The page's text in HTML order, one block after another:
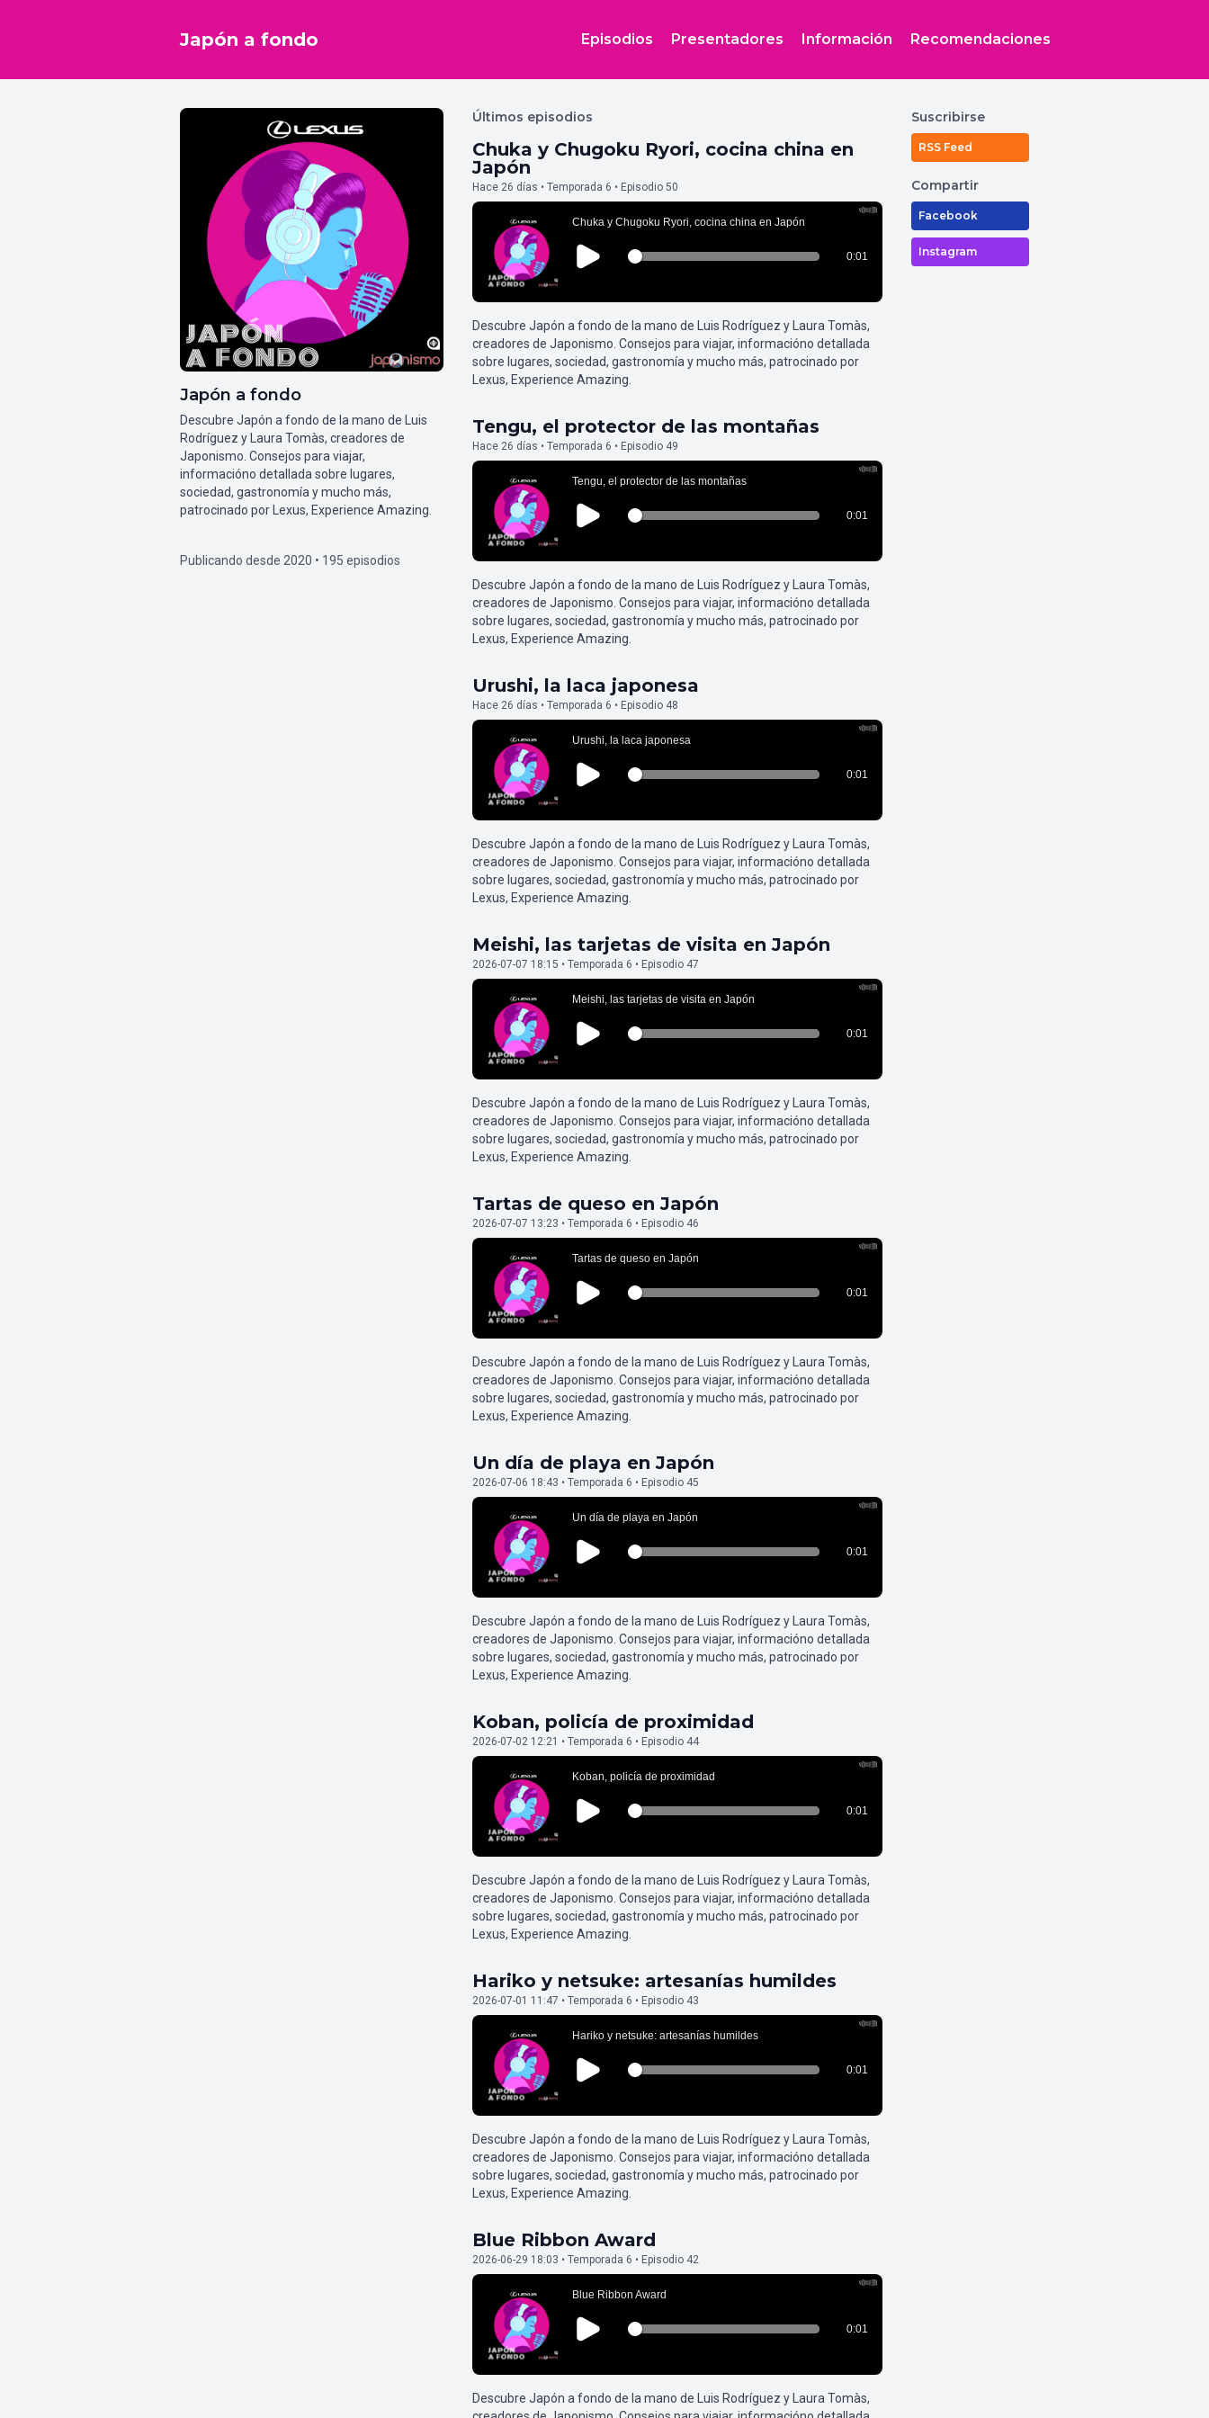
Japón a fondo Episodios Presentadores Información Recomendaciones
Japón a fondo
Descubre Japón a fondo de la mano de Luis
Rodríguez y Laura Tomàs, creadores de
Japonismo. Consejos para viajar,
informacióno detallada sobre lugares,
sociedad, gastronomía y mucho más,
patrocinado por Lexus, Experience Amazing.
Publicando desde 2020 • 195 episodios
Últimos episodios
Chuka y Chugoku Ryori, cocina china en
Japón
Hace 26 días • Temporada 6 • Episodio 50
Descubre Japón a fondo de la mano de Luis Rodríguez y Laura Tomàs,
creadores de Japonismo. Consejos para viajar, informacióno detallada
sobre lugares, sociedad, gastronomía y mucho más, patrocinado por
Lexus, Experience Amazing.
Tengu, el protector de las montañas
Hace 26 días • Temporada 6 • Episodio 49
Descubre Japón a fondo de la mano de Luis Rodríguez y Laura Tomàs,
creadores de Japonismo. Consejos para viajar, informacióno detallada
sobre lugares, sociedad, gastronomía y mucho más, patrocinado por
Lexus, Experience Amazing.
Urushi, la laca japonesa
Hace 26 días • Temporada 6 • Episodio 48
Descubre Japón a fondo de la mano de Luis Rodríguez y Laura Tomàs,
creadores de Japonismo. Consejos para viajar, informacióno detallada
sobre lugares, sociedad, gastronomía y mucho más, patrocinado por
Lexus, Experience Amazing.
Meishi, las tarjetas de visita en Japón
2026-07-07 18:15 • Temporada 6 • Episodio 47
Descubre Japón a fondo de la mano de Luis Rodríguez y Laura Tomàs,
creadores de Japonismo. Consejos para viajar, informacióno detallada
sobre lugares, sociedad, gastronomía y mucho más, patrocinado por
Lexus, Experience Amazing.
Tartas de queso en Japón
2026-07-07 13:23 • Temporada 6 • Episodio 46
Descubre Japón a fondo de la mano de Luis Rodríguez y Laura Tomàs,
creadores de Japonismo. Consejos para viajar, informacióno detallada
sobre lugares, sociedad, gastronomía y mucho más, patrocinado por
Lexus, Experience Amazing.
Un día de playa en Japón
2026-07-06 18:43 • Temporada 6 • Episodio 45
Descubre Japón a fondo de la mano de Luis Rodríguez y Laura Tomàs,
creadores de Japonismo. Consejos para viajar, informacióno detallada
sobre lugares, sociedad, gastronomía y mucho más, patrocinado por
Lexus, Experience Amazing.
Koban, policía de proximidad
2026-07-02 12:21 • Temporada 6 • Episodio 44
Descubre Japón a fondo de la mano de Luis Rodríguez y Laura Tomàs,
creadores de Japonismo. Consejos para viajar, informacióno detallada
sobre lugares, sociedad, gastronomía y mucho más, patrocinado por
Lexus, Experience Amazing.
Hariko y netsuke: artesanías humildes
2026-07-01 11:47 • Temporada 6 • Episodio 43
Descubre Japón a fondo de la mano de Luis Rodríguez y Laura Tomàs,
creadores de Japonismo. Consejos para viajar, informacióno detallada
sobre lugares, sociedad, gastronomía y mucho más, patrocinado por
Lexus, Experience Amazing.
Blue Ribbon Award
2026-06-29 18:03 • Temporada 6 • Episodio 42
Descubre Japón a fondo de la mano de Luis Rodríguez y Laura Tomàs,
Suscribirse
RSS Feed
Compartir
Facebook
Instagram